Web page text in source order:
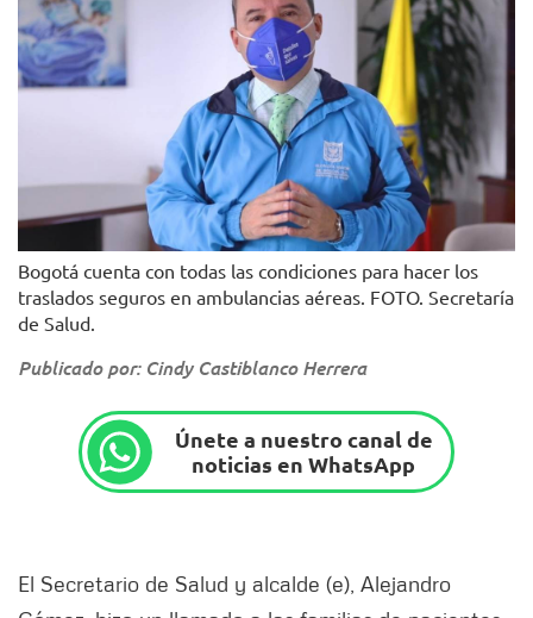
Bogotá cuenta con todas las condiciones para hacer los
traslados seguros en ambulancias aéreas. FOTO. Secretaría
de Salud.
Publicado por: Cindy Castiblanco Herrera
Únete a nuestro canal de
noticias en WhatsApp
El Secretario de Salud y alcalde (e), Alejandro